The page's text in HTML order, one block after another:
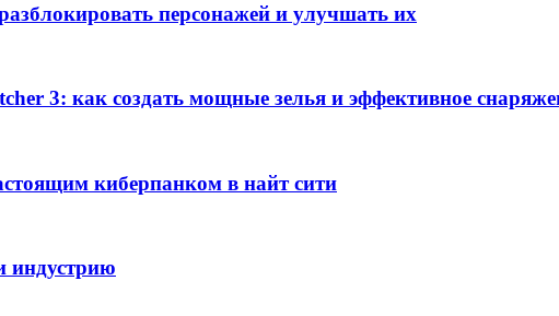
персонажей и улучшать их
3: как создать мощные зелья и эффективное
киберпанком в найт сити
индустрию